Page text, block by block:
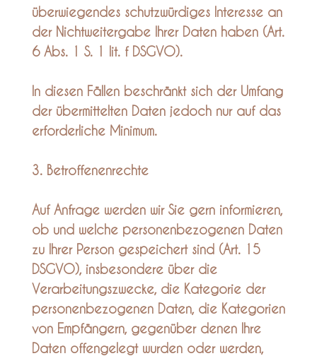
überwiegendes schutzwürdiges Interesse an
der Nichtweitergabe Ihrer Daten haben (Art.
6 Abs. 1 S. 1 lit. f DSGVO).
In diesen Fällen beschränkt sich der Umfang
der übermittelten Daten jedoch nur auf das
erforderliche Minimum.
3. Betroffenenrechte
Auf Anfrage werden wir Sie gern informieren,
ob und welche personenbezogenen Daten
zu Ihrer Person gespeichert sind (Art. 15
DSGVO), insbesondere über die
Verarbeitungszwecke, die Kategorie der
personenbezogenen Daten, die Kategorien
von Empfängern, gegenüber denen Ihre
Daten offengelegt wurden oder werden,